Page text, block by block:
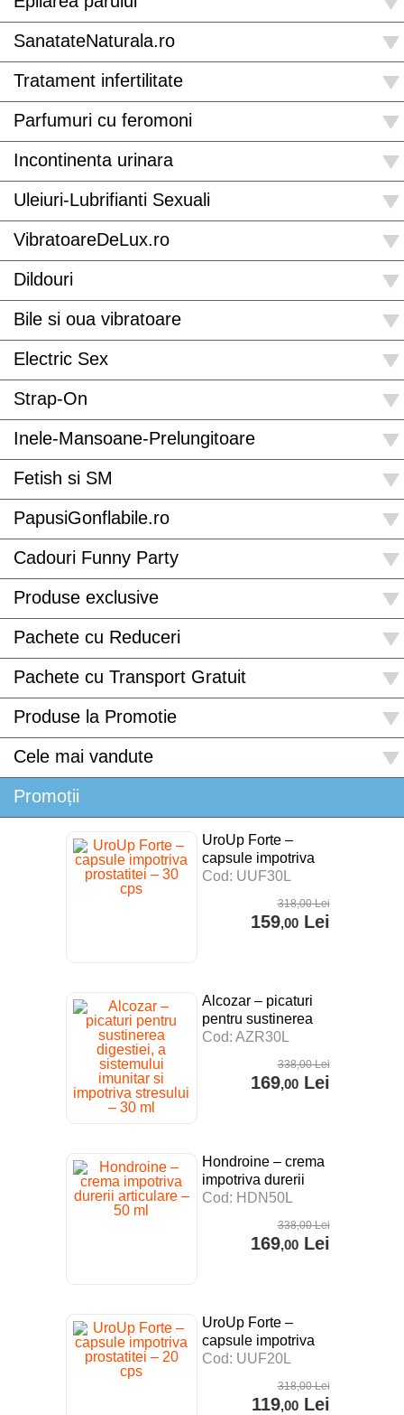
SanatateNaturala.ro
Tratament infertilitate
Parfumuri cu feromoni
Incontinenta urinara
Uleiuri-Lubrifianti Sexuali
VibratoareDeLux.ro
Dildouri
Bile si oua vibratoare
Electric Sex
Strap-On
Inele-Mansoane-Prelungitoare
Fetish si SM
PapusiGonflabile.ro
Cadouri Funny Party
Produse exclusive
Pachete cu Reduceri
Pachete cu Transport Gratuit
Produse la Promotie
Cele mai vandute
Promoții
UroUp Forte –
capsule impotriva
prostatitei – 30 cps
Cod: UUF30L
318,00Lei
159,00Lei
Alcozar – picaturi
pentru sustinerea
digestiei, a
impotriva stresului –
Cod: AZR30L
338,00Lei
169,00Lei
Hondroine – crema
impotriva durerii
articulare – 50 ml
Cod: HDN50L
338,00Lei
169,00Lei
UroUp Forte –
capsule impotriva
prostatitei – 20 cps
Cod: UUF20L
318,00Lei
119,00Lei